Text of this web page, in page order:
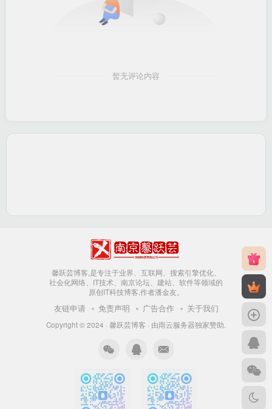
信息正常填写，下面谷歌信息，参考 我文章前面部分，复制
下来填写就可以了，填写好了就保存，税务证明文件马上就
《中国税收居民身份证明》文件了，然后再选择打印出来上
暂无评论内容
馨跃芸博客,是专注于业界、互联网、搜索引擎优化、
社会化网络、IT技术、南京论坛、建站、软件等领域的
原创IT科技博客,作者潘金友。
友链申请 免责声明 广告合作 关于我们
Copyright © 2024 · 馨跃芸博客 · 由雨云服务器独家赞助.